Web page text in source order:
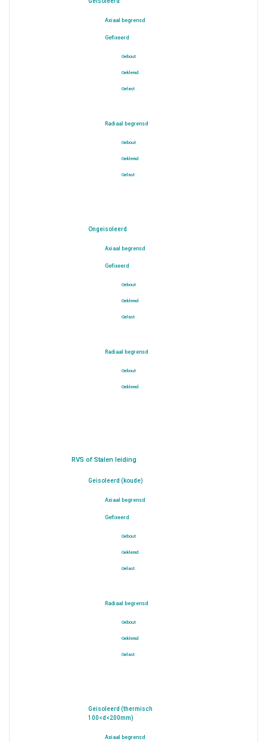
Axiaal begrensd
Gefixeerd
Gebout
Geklemd
Gelast
Radiaal begrensd
Gebout
Geklemd
Gelast
Ongeisoleerd
Axiaal begrensd
Gefixeerd
Gebout
Geklemd
Gelast
Radiaal begrensd
Gebout
Geklemd
RVS of Stalen leiding
Geisoleerd (koude)
Axiaal begrensd
Gefixeerd
Gebout
Geklemd
Gelast
Radiaal begrensd
Gebout
Geklemd
Gelast
Geisoleerd (thermisch
100<d<200mm)
Axiaal begrensd